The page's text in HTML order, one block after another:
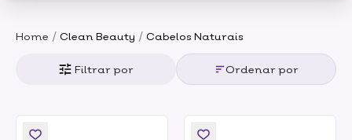
Home / Clean Beauty / Cabelos Naturais
Filtrar por Ordenar por